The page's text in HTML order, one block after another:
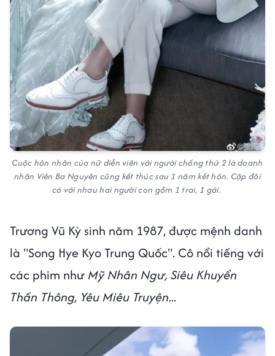
Cuộc hôn nhân của nữ diễn viên với người chồng thứ 2 là doanh
nhân Viên Ba Nguyên cũng kết thúc sau 1 năm kết hôn. Cặp đôi
có với nhau hai người con gồm 1 trai, 1 gái.
Trương Vũ Kỳ sinh năm 1987, được mệnh danh
là "Song Hye Kyo Trung Quốc". Cô nổi tiếng với
các phim như Mỹ Nhân Ngư, Siêu Khuyển
Thần Thông, Yêu Miêu Truyện...